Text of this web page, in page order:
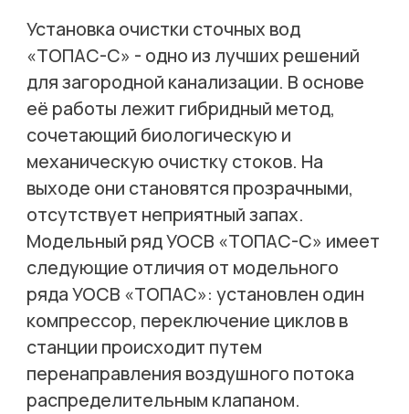
Установка очистки сточных вод
«ТОПАС-С» - одно из лучших решений
для загородной канализации. В основе
её работы лежит гибридный метод,
сочетающий биологическую и
механическую очистку стоков. На
выходе они становятся прозрачными,
отсутствует неприятный запах.
Модельный ряд УОСВ «ТОПАС-С» имеет
следующие отличия от модельного
ряда УОСВ «ТОПАС»: установлен один
компрессор, переключение циклов в
станции происходит путем
перенаправления воздушного потока
распределительным клапаном.